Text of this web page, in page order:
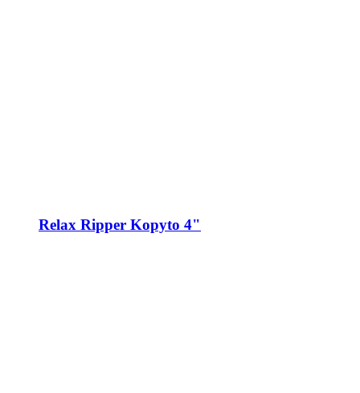
Relax Ripper Kopyto 4"